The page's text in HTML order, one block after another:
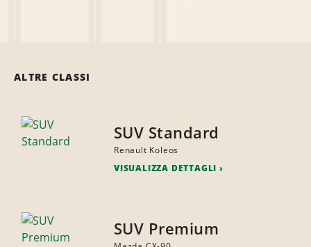
ALTRE CLASSI
SUV Standard
Renault Koleos
VISUALIZZA DETTAGLI
SUV Premium